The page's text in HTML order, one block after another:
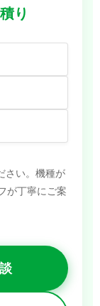
り
さい。機種が
が丁寧にご案